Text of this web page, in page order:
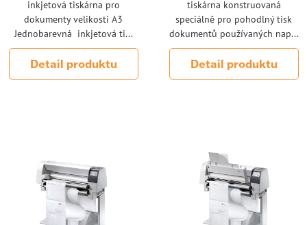
inkjetová tiskárna pro
dokumenty velikosti A3
Jednobarevná inkjetová ti...
Detail produktu
tiskárna konstruovaná
speciálně pro pohodlný tisk
dokumentů používaných nap...
Detail produktu